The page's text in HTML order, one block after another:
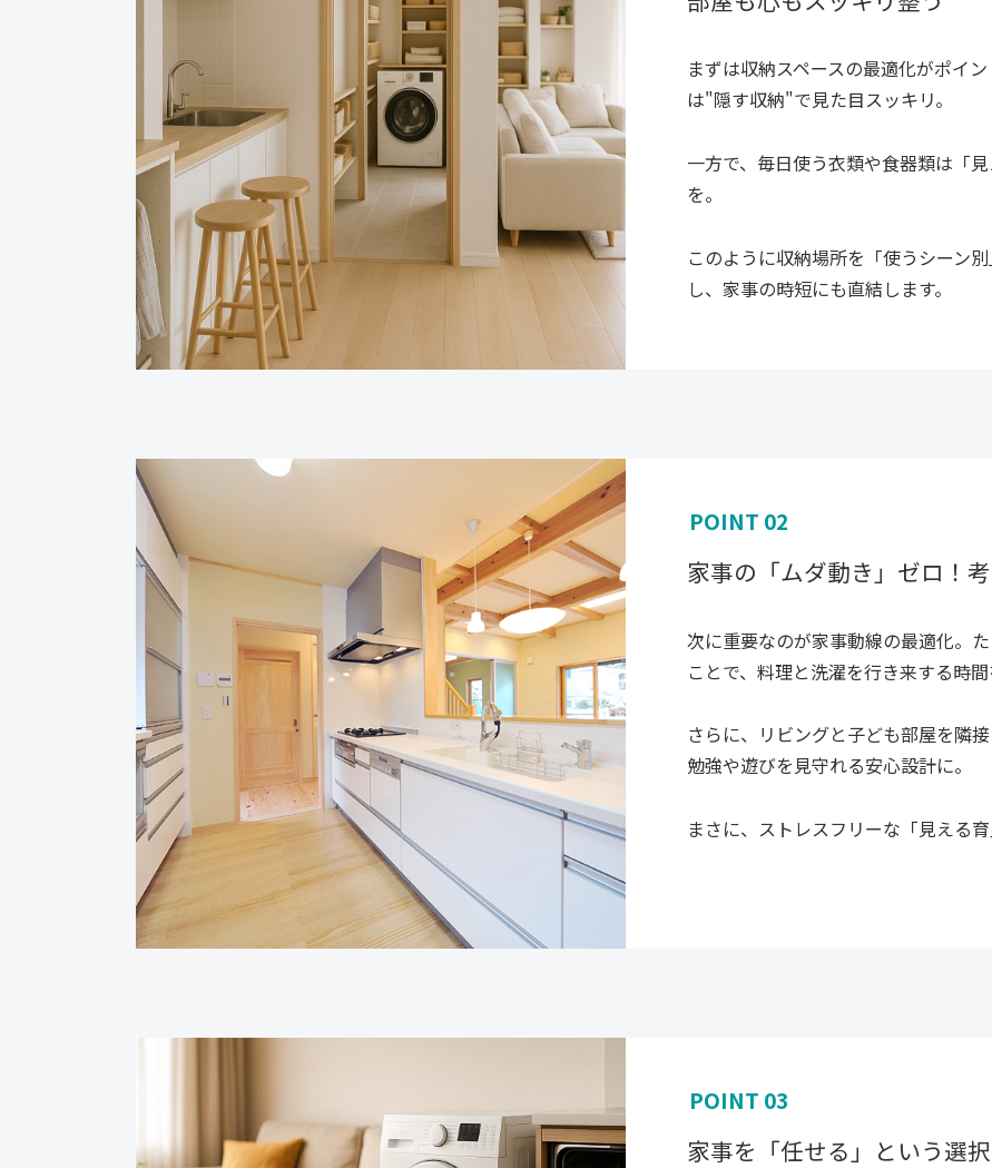
まずは収納スペースの最適化がポイ
は"隠す収納"で見た目スッキリ。
一方で、毎日使う衣類や食器類は「
を。
このように収納場所を「使うシーン
し、家事の時短にも直結します。
POINT 02
家事の「ムダ動き」ゼロ！
次に重要なのが家事動線の最適化。
ことで、料理と洗濯を行き来する時間
さらに、リビングと子ども部屋を隣
勉強や遊びを見守れる安心設計に。
まさに、ストレスフリーな「見える育
POINT 03
家事を「任せる」という選